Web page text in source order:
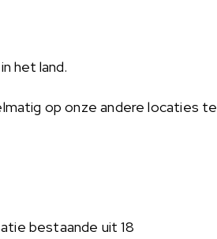
het land.
op onze andere locaties te
bestaande uit 18